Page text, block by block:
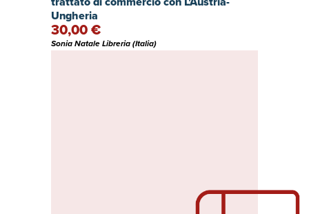
Ungheria
30,00 €
Sonia Natale Libreria (Italia)